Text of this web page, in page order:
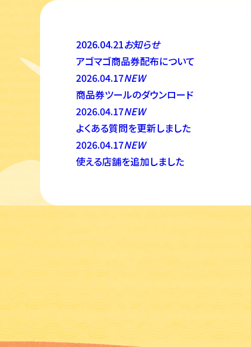
2026.04.21お知らせ
アゴマゴ商品券配布について
2026.04.17NEW
商品券ツールのダウンロード
2026.04.17NEW
よくある質問を更新しました
2026.04.17NEW
使える店舗を追加しました